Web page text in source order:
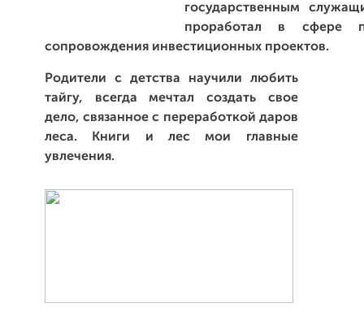
государственным
проработал в сфере
сопровождения инвестиционных проектов.
Родители с детства научили любить
тайгу, всегда мечтал создать свое
дело, связанное с переработкой даров
леса. Книги и лес мои главные
увлечения.